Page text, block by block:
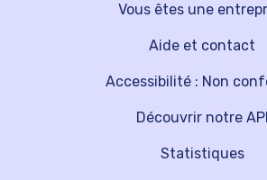
Vous êtes une
Découvrir notre API
Aide et contact
Statistiques
Accessibilité : Non